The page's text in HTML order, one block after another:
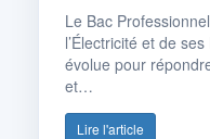
Le Bac
l’Électricité et de
évolue pour
et…
Lire l'article